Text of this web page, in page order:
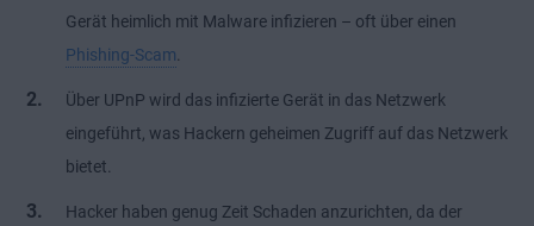
Gerät heimlich mit Malware infizieren – oft über einen
Phishing-Scam.
Über UPnP wird das infizierte Gerät in das Netzwerk
eingeführt, was Hackern geheimen Zugriff auf das Netzwerk
bietet.
Hacker haben genug Zeit Schaden anzurichten, da der